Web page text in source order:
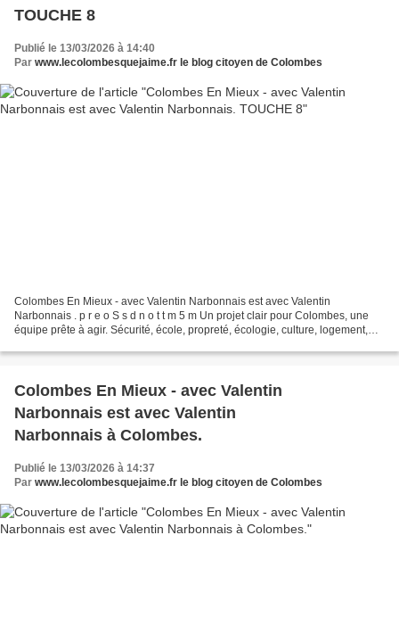
TOUCHE 8
Publié le 13/03/2026 à 14:40
Par www.lecolombesquejaime.fr le blog citoyen de Colombes
Colombes En Mieux - avec Valentin Narbonnais est avec Valentin
Narbonnais . p r e o S s d n o t t m 5 m Un projet clair pour Colombes, une
équipe prête à agir. Sécurité, école, propreté, écologie, culture, logement,
Colombes En Mieux - avec Valentin
Narbonnais est avec Valentin
Narbonnais à Colombes.
Publié le 13/03/2026 à 14:37
Par www.lecolombesquejaime.fr le blog citoyen de Colombes